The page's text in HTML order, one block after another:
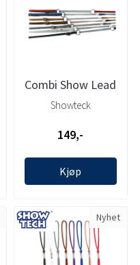
Combi Show Lead
(Tan) 0.7x(20-
Showteck
149,-
Kjøp
Nyhet